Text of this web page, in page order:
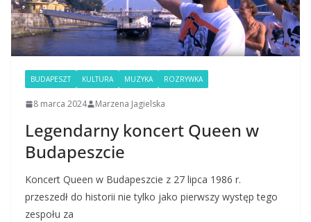
BUDAPESZT KULTURA MUZYKA ROZRYWKA
8 marca 2024 Marzena Jagielska
Legendarny koncert Queen w
Budapeszcie
Koncert Queen w Budapeszcie z 27 lipca 1986 r.
przeszedł do historii nie tylko jako pierwszy występ tego
zespołu za